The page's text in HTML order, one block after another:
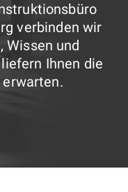
verbinden wir
Wissen und
Ihnen die
erwarten.